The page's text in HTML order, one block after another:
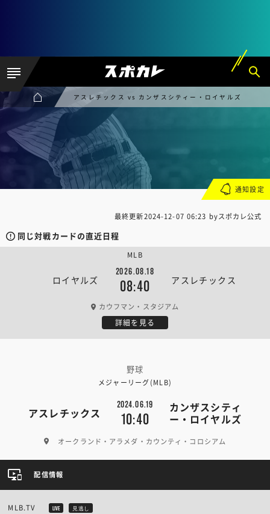
アスレチックス vs カンザスシティー・ロイヤルズ
最終更新2024-12-07 06:23 byスポカレ公式
同じ対戦カードの直近日程
ロイヤルズ
2026.08.18
08:40 アスレチックス
MLB
カウフマン・スタジアム
詳細を見る
野球
メジャーリーグ(MLB)
アスレチックス
2024.06.19
10:40
カンザスシティ
ー・ロイヤルズ
オークランド・アラメダ・カウンティ・コロシアム
通知設定
配信情報
MLB.TV LIVE 見逃し